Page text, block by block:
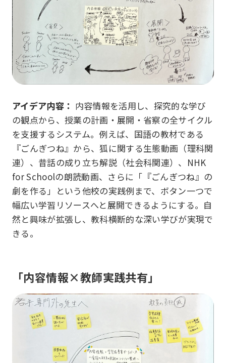
アイデア内容： 内容情報を活用し、探究的な学び
の観点から、授業の計画・展開・省察の全サイクル
を支援するシステム。例えば、国語の教材である
『ごんぎつね』から、狐に関する生態動画（理科関
連）、昔話の成り立ち解説（社会科関連）、NHK
for Schoolの朗読動画、さらに「『ごんぎつね』の
劇を作る」という他校の実践例まで、ボタン一つで
幅広い学習リソースへと展開できるようにする。自
然と興味が拡張し、教科横断的な深い学びが実現で
きる。
「内容情報×教師実践共有」